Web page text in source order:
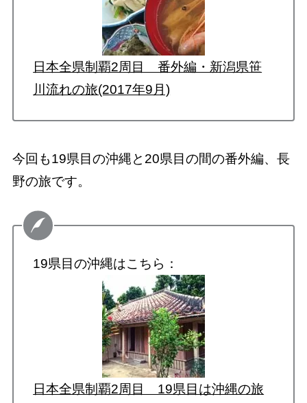
日本全県制覇2周目 番外編・新潟県笹
川流れの旅(2017年9月)
今回も19県目の沖縄と20県目の間の番外編、長
野の旅です。
19県目の沖縄はこちら：
日本全県制覇2周目 19県目は沖縄の旅